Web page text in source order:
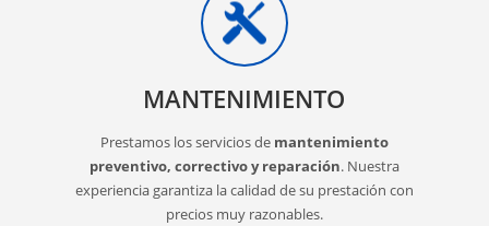
MANTENIMIENTO
Prestamos los servicios de mantenimiento
preventivo, correctivo y reparación. Nuestra
experiencia garantiza la calidad de su prestación con
precios muy razonables.